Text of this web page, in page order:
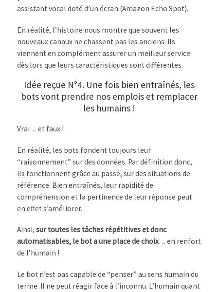
assistant vocal doté d’un écran (Amazon Echo Spot).
En réalité, l’histoire nous montre que souvent les
nouveaux canaux ne chassent pas les anciens. Ils
viennent en complément assurer un meilleur service
dès lors que leurs caractéristiques sont différentes.
Idée reçue N°4. Une fois bien entraînés, les
bots vont prendre nos emplois et remplacer
les humains !
Vrai… et faux !
En réalité, les bots fondent toujours leur
“raisonnement” sur des données. Par définition donc,
ils fonctionnent grâce au passé, sur des situations de
référence. Bien entraînés, leur rapidité de
compréhension et la pertinence de leur réponse peut
en effet s’améliorer.
Ainsi, sur toutes les tâches répétitives et donc
automatisables, le bot a une place de choix… en renfort
de l’humain !
Le bot n’est pas capable de “penser” au sens humain du
terme. Il ne peut réagir face à l’inconnu. L’humain quant